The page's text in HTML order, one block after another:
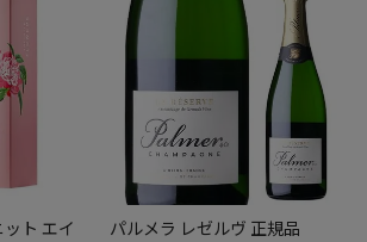
ト エイ
パルメラ レゼルヴ 正規品